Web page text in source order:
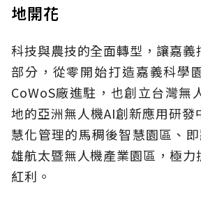
地開花
科技與農技的全面轉型，讓嘉義
部分，從零開始打造嘉義科學
CoWoS廠進駐，也創立台灣無
地的亞洲無人機AI創新應用研發
慧化管理的馬稠後智慧園區、
雄航太暨無人機產業園區，極力
紅利。